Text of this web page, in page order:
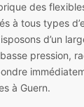
des
à tous types
d’un
pression,
à Guern.